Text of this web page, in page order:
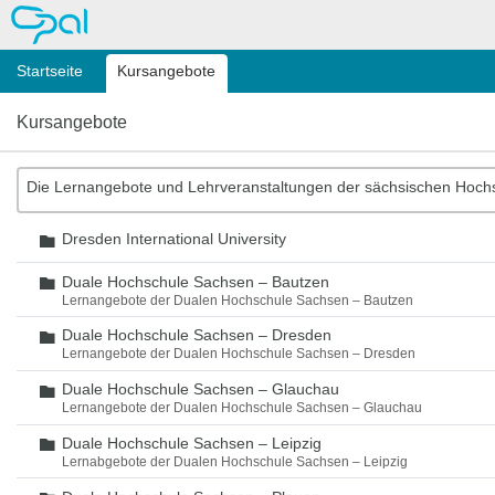
OPAL
Startseite Kursangebote
Kursangebote
Die Lernangebote und Lehrveranstaltungen der sächsischen
Ordner
Dresden International University
Ordner
Duale Hochschule Sachsen – Bautzen
Lernangebote der Dualen Hochschule Sachsen – Bautzen
Ordner
Duale Hochschule Sachsen – Dresden
Lernangebote der Dualen Hochschule Sachsen – Dresden
Ordner
Duale Hochschule Sachsen – Glauchau
Lernangebote der Dualen Hochschule Sachsen – Glauchau
Ordner
Duale Hochschule Sachsen – Leipzig
Lernabgebote der Dualen Hochschule Sachsen – Leipzig